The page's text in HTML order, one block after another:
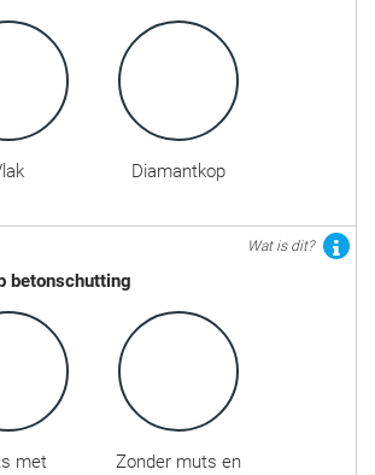
Diamantkop
Wat is dit?
betonschutting
met
Zonder muts en